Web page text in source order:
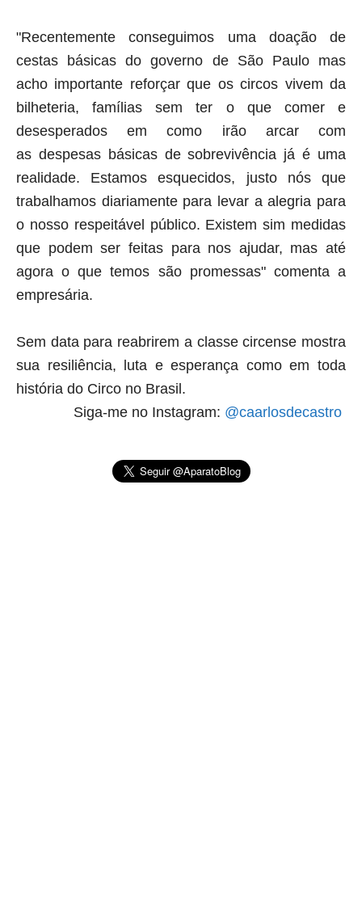
"Recentemente conseguimos uma doação de
cestas básicas do governo de São Paulo mas
acho importante reforçar que os circos vivem da
bilheteria, famílias sem ter o que comer e
desesperados em como irão arcar com
as despesas básicas de sobrevivência já é uma
realidade. Estamos esquecidos, justo nós que
trabalhamos diariamente para levar a alegria para
o nosso respeitável público. Existem sim medidas
que podem ser feitas para nos ajudar, mas até
agora o que temos são promessas" comenta a
empresária.
Sem data para reabrirem a classe circense mostra
sua resiliência, luta e esperança como em toda
história do Circo no Brasil.
Siga-me no Instagram: @caarlosdecastro